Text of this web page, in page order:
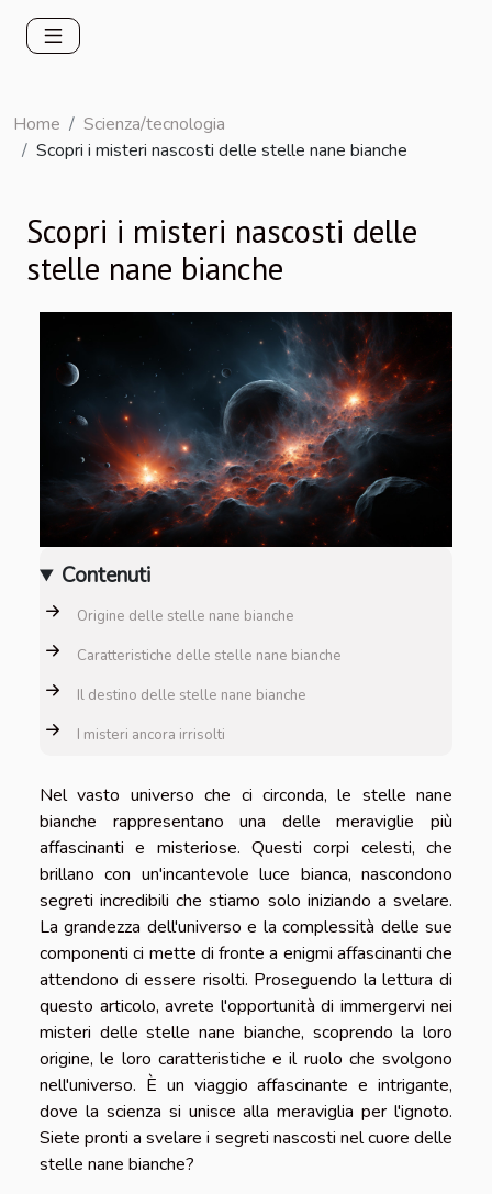
Home
Scienza/tecnologia
Scopri i misteri nascosti delle stelle nane bianche
Scopri i misteri nascosti delle
stelle nane bianche
Contenuti
Origine delle stelle nane bianche
Caratteristiche delle stelle nane bianche
Il destino delle stelle nane bianche
I misteri ancora irrisolti
Nel vasto universo che ci circonda, le stelle nane
bianche rappresentano una delle meraviglie più
affascinanti e misteriose. Questi corpi celesti, che
brillano con un'incantevole luce bianca, nascondono
segreti incredibili che stiamo solo iniziando a svelare.
La grandezza dell'universo e la complessità delle sue
componenti ci mette di fronte a enigmi affascinanti che
attendono di essere risolti. Proseguendo la lettura di
questo articolo, avrete l'opportunità di immergervi nei
misteri delle stelle nane bianche, scoprendo la loro
origine, le loro caratteristiche e il ruolo che svolgono
nell'universo. È un viaggio affascinante e intrigante,
dove la scienza si unisce alla meraviglia per l'ignoto.
Siete pronti a svelare i segreti nascosti nel cuore delle
stelle nane bianche?